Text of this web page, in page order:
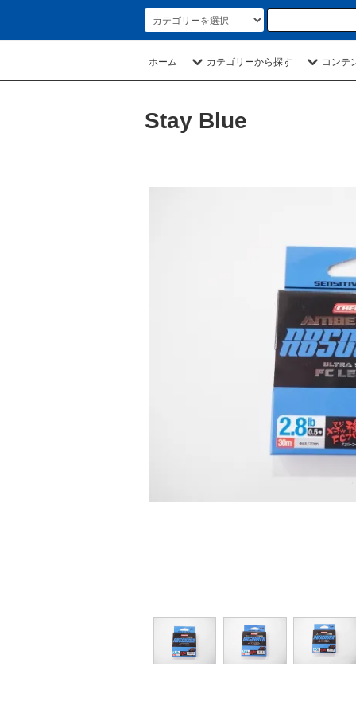
ホーム カテゴリーから探す コンテ
Stay Blue